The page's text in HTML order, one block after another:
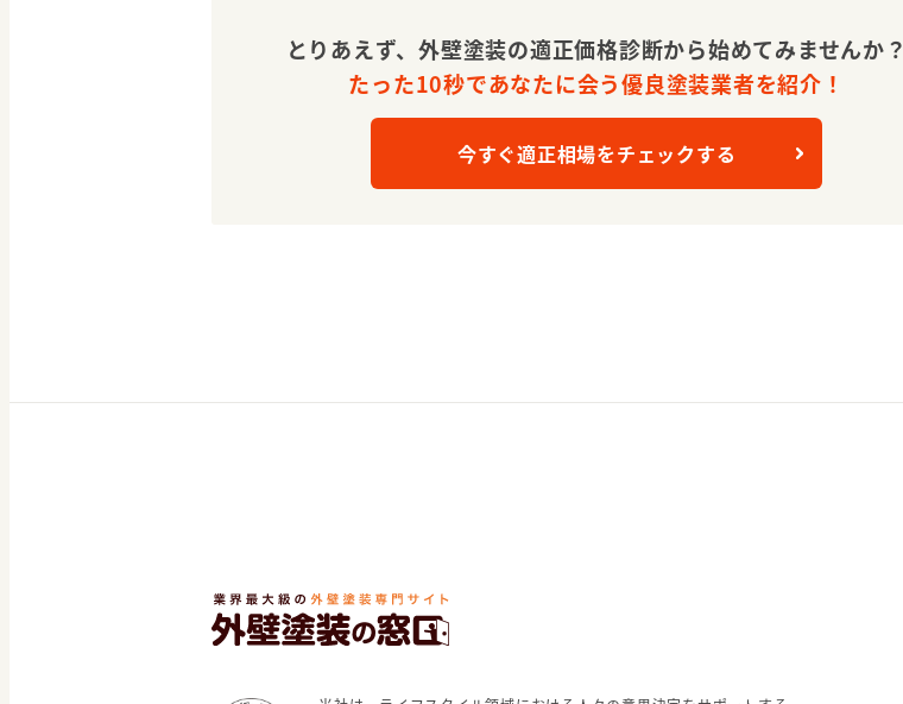
とりあえず、外壁塗装の適正価格診断から始めてみませんか？
たった10秒であなたに会う優良塗装業者を紹介！
今すぐ適正相場をチェックする